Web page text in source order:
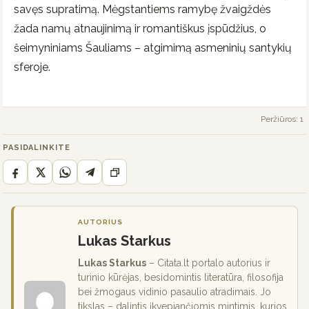
savęs supratimą. Mėgstantiems ramybę žvaigždės
žada namų atnaujinimą ir romantiškus įspūdžius, o
šeimyniniams Šauliams – atgimimą asmeninių santykių
sferoje.
Peržiūros: 1
PASIDALINKITE
AUTORIUS
Lukas Starkus
Lukas Starkus – Citata.lt portalo autorius ir
turinio kūrėjas, besidomintis literatūra, filosofija
bei žmogaus vidinio pasaulio atradimais. Jo
tikslas – dalintis įkvepiančiomis mintimis, kurios